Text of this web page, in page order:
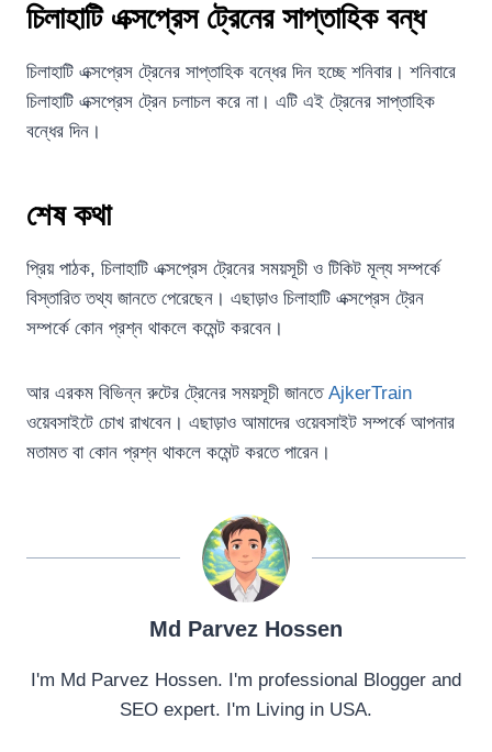
চিলাহাটি এক্সপ্রেস ট্রেনের সাপ্তাহিক বন্ধ
চিলাহাটি এক্সপ্রেস ট্রেনের সাপ্তাহিক বন্ধের দিন হচ্ছে শনিবার। শনিবারে
চিলাহাটি এক্সপ্রেস ট্রেন চলাচল করে না। এটি এই ট্রেনের সাপ্তাহিক
বন্ধের দিন।
শেষ কথা
প্রিয় পাঠক, চিলাহাটি এক্সপ্রেস ট্রেনের সময়সূচী ও টিকিট মূল্য সম্পর্কে
বিস্তারিত তথ্য জানতে পেরেছেন। এছাড়াও চিলাহাটি এক্সপ্রেস ট্রেন
সম্পর্কে কোন প্রশ্ন থাকলে কমেন্ট করবেন।
আর এরকম বিভিন্ন রুটের ট্রেনের সময়সূচী জানতে AjkerTrain
ওয়েবসাইটে চোখ রাখবেন। এছাড়াও আমাদের ওয়েবসাইট সম্পর্কে আপনার
মতামত বা কোন প্রশ্ন থাকলে কমেন্ট করতে পারেন।
Md Parvez Hossen
I'm Md Parvez Hossen. I'm professional Blogger and
SEO expert. I'm Living in USA.